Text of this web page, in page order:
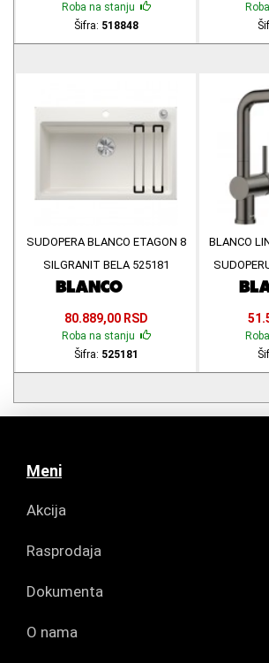
Roba na stanju
Šifra: 518848
SUDOPERA BLANCO ETAGON 8
SILGRANIT BELA 525181
80.889,00 RSD
Roba na stanju
Šifra: 525181
BLANCO
Meni
Akcija
Rasprodaja
Dokumenta
O nama